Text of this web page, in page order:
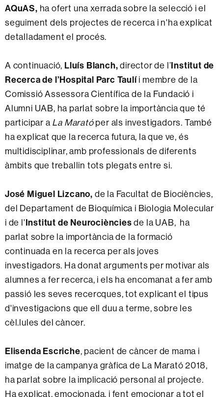
AQuAS, ha ofert una xerrada sobre la selecció i el
seguiment dels projectes de recerca i n'ha explicat
detalladament el procés.
A continuació, Lluís Blanch,director de l’Institut de
Recerca de l’Hospital Parc Taulíi membre de la
Comissió Assessora Científica de la Fundació i
Alumni UAB, ha parlat sobre la importància que té
participar a La Maratóper als investigadors. També
ha explicat que la recerca futura, la que ve, és
multidisciplinar, amb professionals de diferents
àmbits que treballin tots plegats entre si.
José Miguel Lizcano, de la Facultat de Biociències,
del Departament de Bioquímica i Biologia Molecular
i de l'Institut de Neurociènciesde la UAB, ha
parlat sobre la importància de la formació
continuada en la recerca per als joves
investigadors. Ha donat arguments per motivar als
alumnes a fer recerca, i els ha encomanat a fer amb
passió les seves recercques, tot explicant el tipus
d'investigacions que ell duu a terme, sobre les
cèl.lules del càncer.
Elisenda Escriche, pacient de càncer de mama i
imatge de la campanya gràfica de La Marató 2018,
ha parlat sobre la implicació personal al projecte.
Ha explicat, emocionada, i fent emocionar a tot el